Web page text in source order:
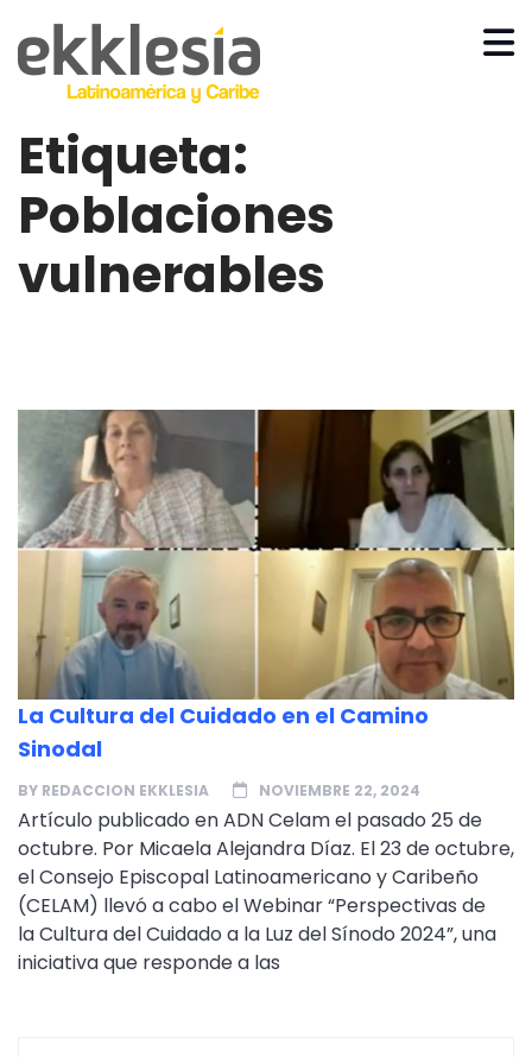
Etiqueta:
Poblaciones
vulnerables
La Cultura del Cuidado en el Camino
Sinodal
BY REDACCION EKKLESIA NOVIEMBRE 22, 2024
Artículo publicado en ADN Celam el pasado 25 de
octubre. Por Micaela Alejandra Díaz. El 23 de octubre,
el Consejo Episcopal Latinoamericano y Caribeño
(CELAM) llevó a cabo el Webinar “Perspectivas de
la Cultura del Cuidado a la Luz del Sínodo 2024”, una
iniciativa que responde a las